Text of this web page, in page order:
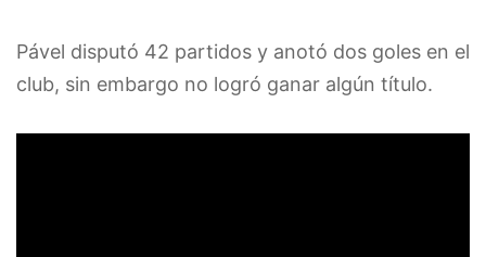
Pável disputó 42 partidos y anotó dos goles en el
club, sin embargo no logró ganar algún título.